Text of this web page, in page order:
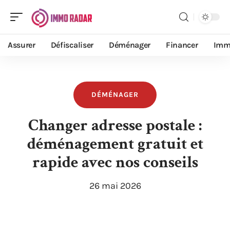
Assurer Défiscaliser Déménager Financer
DÉMÉNAGER
Changer adresse postale :
déménagement gratuit et
rapide avec nos conseils
26 mai 2026